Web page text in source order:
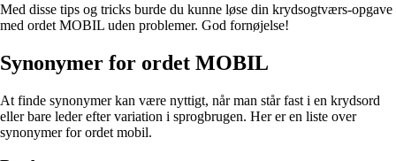
Med disse tips og tricks burde du kunne løse din krydsogtværs-opgave
med ordet MOBIL uden problemer. God fornøjelse!
Synonymer for ordet MOBIL
At finde synonymer kan være nyttigt, når man står fast i en krydsord
eller bare leder efter variation i sprogbrugen. Her er en liste over
synonymer for ordet mobil.